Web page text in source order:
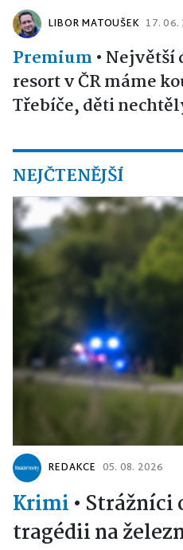
LIBOR MATOUŠEK 17.
Premium • Největší
resort v ČR máme
Třebíče, děti
NEJČTENĚJŠÍ
REDAKCE 05. 08. 2026
Krimi •
tragédii na